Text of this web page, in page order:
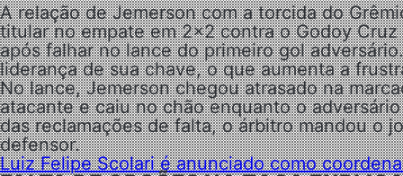
A relação de Jemerson com a torcida do
titular no empate em 2×2 contra o Godoy
após falhar no lance do primeiro gol
liderança de sua chave, o que aumenta a
No lance, Jemerson chegou atrasado na
atacante e caiu no chão enquanto o
das reclamações de falta, o árbitro mandou o
defensor.
Luiz Felipe Scolari é anunciado como